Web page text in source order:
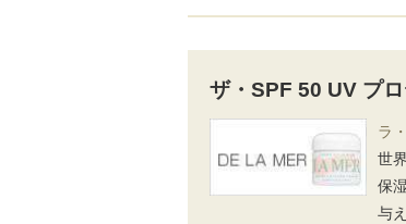
ザ・SPF 50 UV プ
ラ
世
保
与